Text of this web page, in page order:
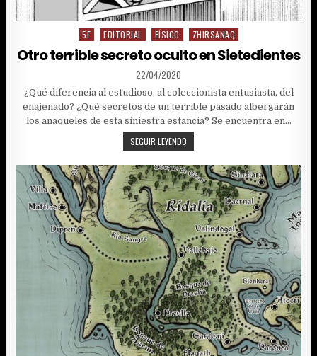
Posted
in
5E EDITORIAL FÍSICO ZHIRSANAQ
Otro terrible secreto oculto en Sietedientes
PUBLISHED
DATE:
22/04/2020
¿Qué diferencia al estudioso, al coleccionista entusiasta, del
enajenado? ¿Qué secretos de un terrible pasado albergarán
los anaqueles de esta siniestra estancia? Se encuentra en…
SEGUIR LEYENDO
TERRIBLE
SECRETO
OCULTO
EN
SIETEDIENTES